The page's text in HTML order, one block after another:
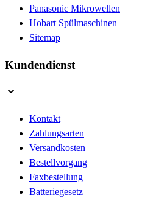
Panasonic Mikrowellen
Hobart Spülmaschinen
Sitemap
Kundendienst
Kontakt
Zahlungsarten
Versandkosten
Bestellvorgang
Faxbestellung
Batteriegesetz